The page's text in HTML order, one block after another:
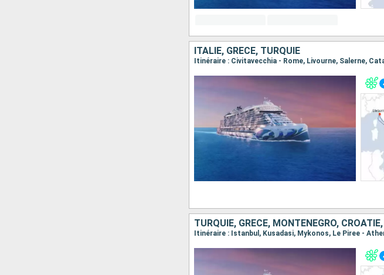
ITALIE, GRÈCE, TURQUIE
TURQUIE, GRÈCE, MONTÉNÉGRO,
Itinéraire : Istanbul, Kusadasi, Mykonos, Le Piree -